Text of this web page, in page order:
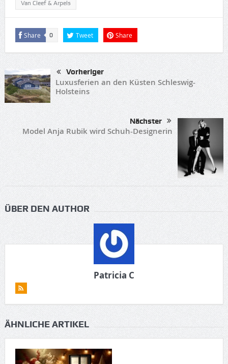
Van Cleef & Arpels
Share 0 Tweet Share
Vorheriger
Luxusferien an den Küsten Schleswig-
Holsteins
Nächster
Model Anja Rubik wird Schuh-Designerin
ÜBER DEN AUTHOR
Patricia C
ÄHNLICHE ARTIKEL